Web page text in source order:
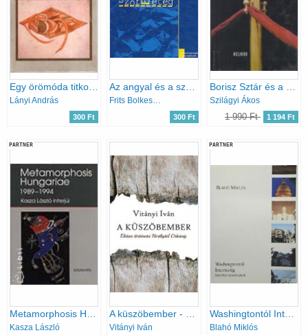
Lányi András
300 Ft
Frits Bolkestein
300 Ft
Szilágyi Ákos
1 990 Ft 1 194 Ft
PARTNER
Kasza László Vitányi Iván
PARTNER
Washingtontól Internetig - Ameriai kalandozások
Blahó Miklós